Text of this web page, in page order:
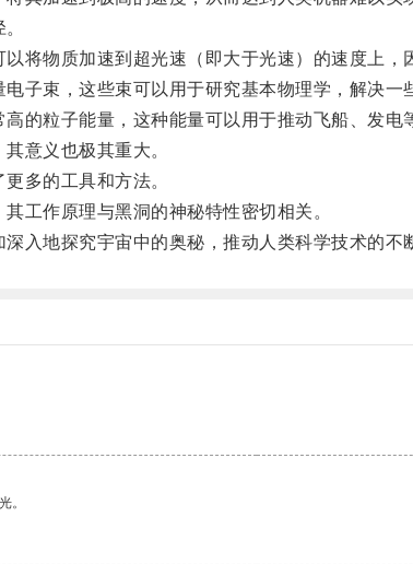
物质加速到超光速（即大于光速）的速度上，
束，这些束可以用于研究基本物理学，解决一
粒子能量，这种能量可以用于推动飞船、发电
意义也极其重大。
多的工具和方法。
作原理与黑洞的神秘特性密切相关。
地探究宇宙中的奥秘，推动人类科学技术的不
。